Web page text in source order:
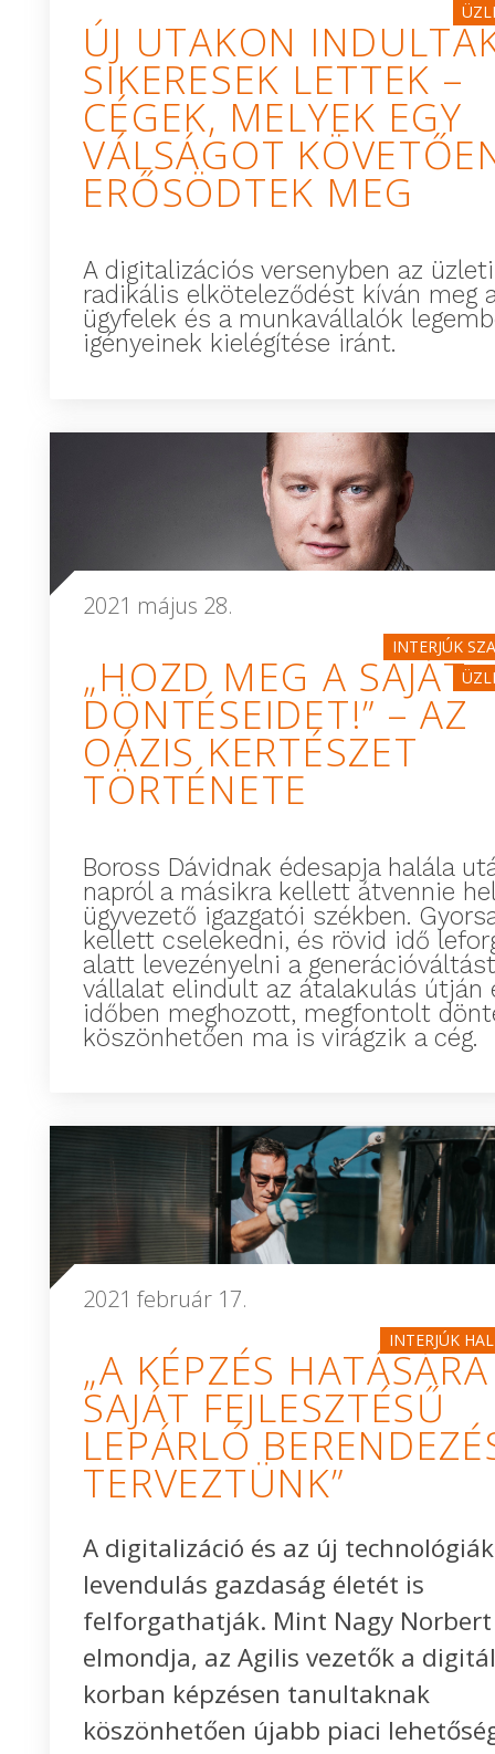
ÚJ UTAKON
SIKERESEK LETTEK –
CÉGEK, MELYEK EGY
VÁLSÁGOT
ERŐSÖDTEK MEG
A digitalizációs versenyben az
radikális elköteleződést kíván meg
ügyfelek és a munkavállalók
igényeinek kielégítése iránt.
INTERJÚK
2021 május 28.
„HOZD MEG A SAJÁT
DÖNTÉSEIDET!” – AZ
OÁZIS KERTÉSZET
TÖRTÉNETE
Boross Dávidnak édesapja halála
napról a másikra kellett átvennie
ügyvezető igazgatói székben.
kellett cselekedni, és rövid idő
alatt levezényelni a
vállalat elindult az átalakulás útján
időben meghozott, megfontolt
köszönhetően ma is virágzik a cég.
INTERJÚK
2021 február 17.
„A KÉPZÉS HATÁSÁRA
SAJÁT FEJLESZTÉSŰ
LEPÁRLÓ
TERVEZTÜNK”
A digitalizáció és az új
levendulás gazdaság életét is
felforgathatják. Mint Nagy Norbert
elmondja, az Agilis vezetők a
korban képzésen tanultaknak
köszönhetően újabb piaci